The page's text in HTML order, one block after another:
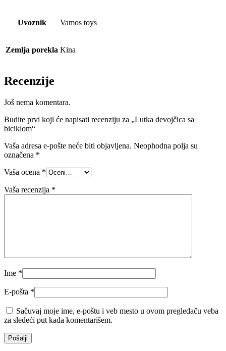
Uvoznik Vamos toys
Zemlja porekla Kina
Recenzije
Još nema komentara.
Budite prvi koji će napisati recenziju za „Lutka devojčica sa
biciklom“
Vaša adresa e-pošte neće biti objavljena. Neophodna polja su
označena *
Vaša ocena *
Vaša recenzija *
Ime *
E-pošta *
Sačuvaj moje ime, e-poštu i veb mesto u ovom pregledaču veba
za sledeći put kada komentarišem.